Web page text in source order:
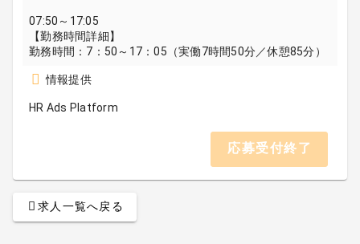
07:50～17:05
【勤務時間詳細】
勤務時間：7：50～17：05（実働7時間50分／休憩85分）
情報提供
HR Ads Platform
応募受付終了
求人一覧へ戻る